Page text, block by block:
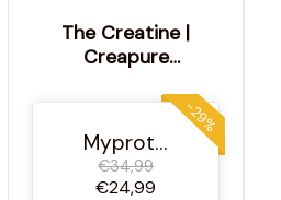
The Creatine |
Creapure
120TABLETS -
30Portionen - Zitrone
Myprotein Österreich
€34,99
€24,99
-29%